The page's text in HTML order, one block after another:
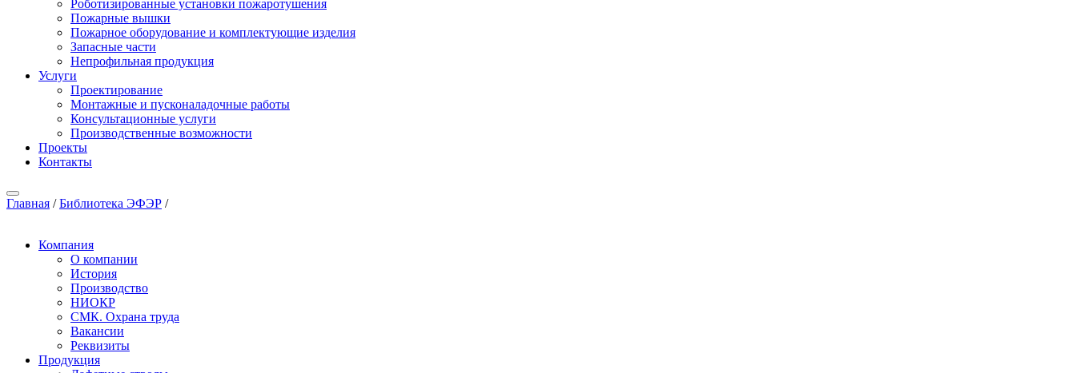
Роботизированные установки пожаротушения
Пожарные вышки
Пожарное оборудование и комплектующие изделия
Запасные части
Непрофильная продукция
Услуги
Проектирование
Монтажные и пусконаладочные работы
Консультационные услуги
Производственные возможности
Проекты
Контакты
Главная /Библиотека ЭФЭР /
Компания
О компании
История
Производство
НИОКР
СМК. Охрана труда
Вакансии
Реквизиты
Продукция